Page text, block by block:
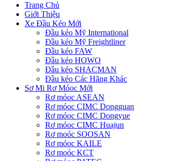
Trang Chủ
Giới Thiệu
Xe Đầu Kéo Mới
Đầu kéo Mỹ International
Đầu kéo Mỹ Freightliner
Đầu kéo FAW
Đầu kéo HOWO
Đầu kéo SHACMAN
Đầu kéo Các Hãng Khác
Sơ Mi Rơ Móoc Mới
Rơ móoc ASEAN
Rơ móoc CIMC Dongguan
Rơ móoc CIMC Dongyue
Rơ móoc CIMC Huajun
Rơ moóc SOOSAN
Rơ móoc KAILE
Rơ moóc KCT